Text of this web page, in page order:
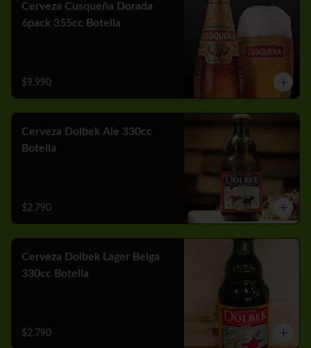
Cerveza Cusqueña Dorada
6pack 355cc Botella
$9.990
Cerveza Dolbek Ale 330cc
Botella
$2.790
Cerveza Dolbek Lager Belga
330cc Botella
$2.790